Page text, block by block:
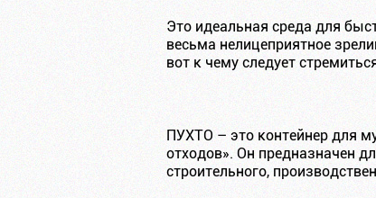
Это идеальная среда для
весьма нелицеприятное
вот к чему следует
ПУХТО – это контейнер для
отходов». Он предназначен
строительного,